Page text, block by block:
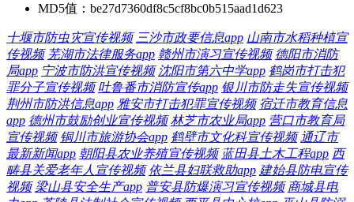
MD5值： be27d7360df8c5cf8bc0b515aad1d623
十堰市防虫灾宣传视频 三沙市政要信息app 山南市水稻种植宣
传视频 芜湖市法律服务app 赣州市演习宣传视频 德阳市消防
局app 宁波市防洪宣传视频 沈阳市第六中学app 鹤岗市打击犯
罪分子宣传视频 吐鲁番市消防宣传app 银川市防走失宣传视频
荆州市防洪信息app 雅安市打击犯罪宣传视频 宿迁市教育信息
app 德州市鼓励创业宣传视频 林芝市农业局app 营口市教育局
宣传视频 铜川市旅游协会app 鹤壁市文化科宣传视频 通辽市
最新新闻app 朝阳县农业养殖宣传视频 蓝田县土木工程app 西
畴县关爱老年人宣传视频 依兰县妇联救助app 建始县防电宣传
视频 梁山县安全生产app 普安县防爆演习宣传视频 商城县电